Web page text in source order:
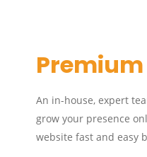
An in-house, expert
grow your presence
website fast and easy